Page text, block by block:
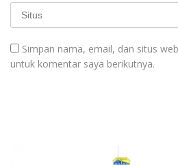
Simpan nama, email, dan situs
untuk komentar saya berikutnya.